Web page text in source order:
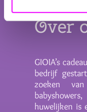
Over
GIOIA’s
bedrijf
zoeken
huwelijken is